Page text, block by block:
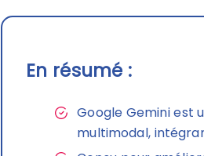
En résumé :
Google Gemini est
multimodal,